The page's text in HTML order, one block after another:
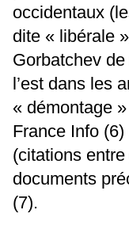
occidentaux
dite « libérale
Gorbatchev
l’est dans les
« démontage
France Info
(citations
documents
(7).